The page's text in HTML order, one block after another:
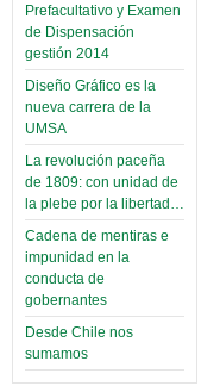
Prefacultativo y Examen
de Dispensación
gestión 2014
Diseño Gráfico es la
nueva carrera de la
UMSA
La revolución paceña
de 1809: con unidad de
la plebe por la libertad…
Cadena de mentiras e
impunidad en la
conducta de
gobernantes
Desde Chile nos
sumamos